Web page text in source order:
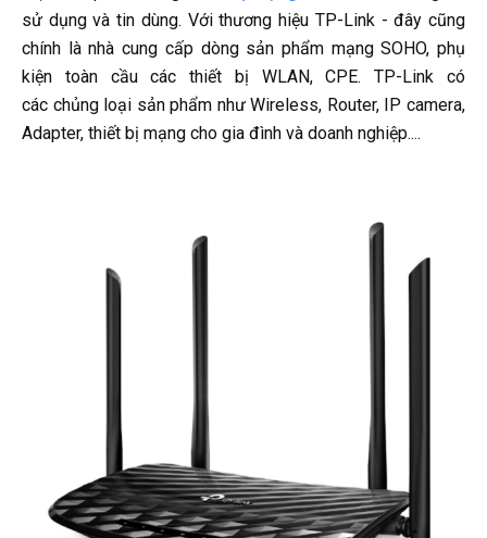
sử dụng và tin dùng. Với thương hiệu TP-Link - đây cũng
chính là nhà cung cấp dòng sản phẩm mạng SOHO, phụ
kiện toàn cầu các thiết bị WLAN, CPE. TP-Link có
các chủng loại sản phẩm như Wireless, Router, IP camera,
Adapter, thiết bị mạng cho gia đình và doanh nghiệp....